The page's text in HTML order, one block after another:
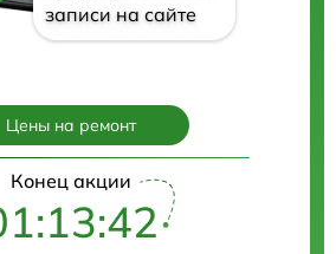
записи на сайте
Цены на ремонт
Конец акции